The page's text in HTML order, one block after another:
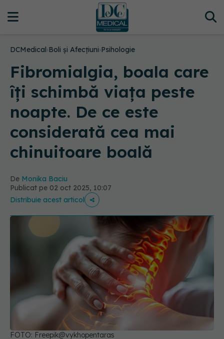
DCMedical›Boli și Afecțiuni›Psihologie
Fibromialgia, boala care
îți schimbă viața peste
noapte. De ce este
considerată cea mai
chinuitoare boală
De Monika Baciu
Publicat pe 02 oct 2025, 10:07
Distribuie acest articol
FOTO: Freepik@vykhopentaras